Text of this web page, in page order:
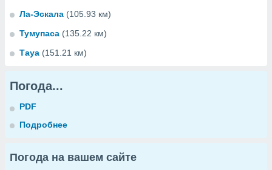
Ла-Эскала (105.93 км)
Тумупаса (135.22 км)
Тауа (151.21 км)
Погода...
PDF
Подробнее
Погода на вашем сайте